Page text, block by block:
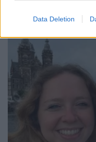
Data Deletion